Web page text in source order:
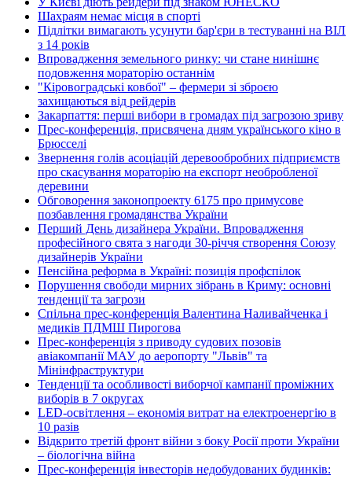
Шахраям немає місця в спорті
Підлітки вимагають усунути бар'єри в тестуванні на ВІЛ
з 14 років
Впровадження земельного ринку: чи стане нинішнє
подовження мораторію останнім
"Кіровоградські ковбої" – фермери зі зброєю
захищаються від рейдерів
Закарпаття: перші вибори в громадах під загрозою зриву
Прес-конференція, присвячена дням українського кіно в
Брюсселі
Звернення голів асоціацій деревообробних підприємств
про скасування мораторію на експорт необробленої
деревини
Обговорення законопроекту 6175 про примусове
позбавлення громадянства України
Перший День дизайнера України. Впровадження
професійного свята з нагоди 30-річчя створення Союзу
дизайнерів України
Пенсійна реформа в Україні: позиція профспілок
Порушення свободи мирних зібрань в Криму: основні
тенденції та загрози
Спільна прес-конференція Валентина Наливайченка і
медиків ПДМШ Пирогова
Прес-конференція з приводу судових позовів
авіакомпанії МАУ до аеропорту "Львів" та
Мінінфраструктури
Тенденції та особливості виборчої кампанії проміжних
виборів в 7 округах
LED-освітлення – економія витрат на електроенергію в
10 разів
Відкрито третій фронт війни з боку Росії проти України
– біологічна війна
Прес-конференція інвесторів недобудованих будинків: